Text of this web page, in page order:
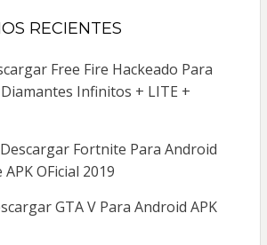
RECIENTES
Free Fire Hackeado Para
Infinitos + LITE +
Descargar Fortnite Para Android
OFicial 2019
GTA V Para Android APK